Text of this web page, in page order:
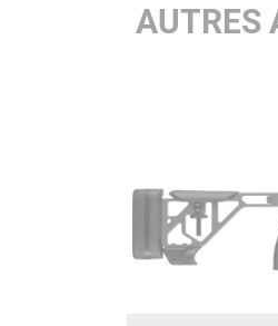
AUTRES